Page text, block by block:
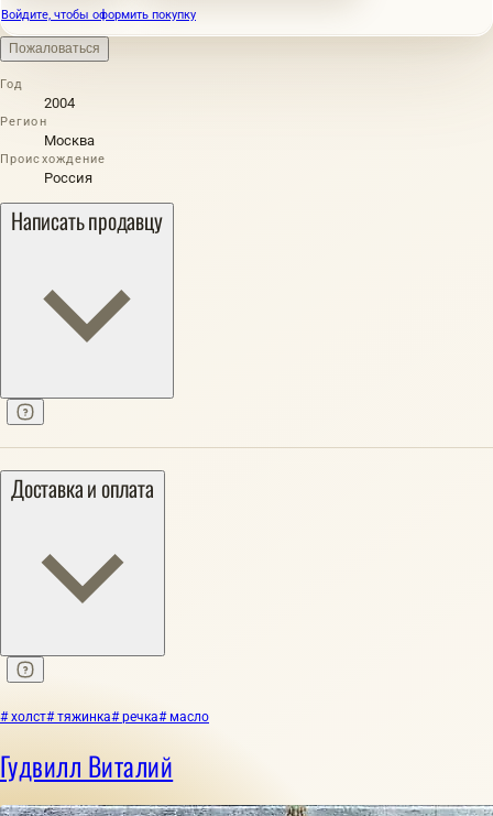
Войдите, чтобы оформить покупку
Пожаловаться
Год
2004
Регион
Москва
Происхождение
Россия
Написать продавцу
Доставка и оплата
# холст# тяжинка# речка# масло
Гудвилл Виталий